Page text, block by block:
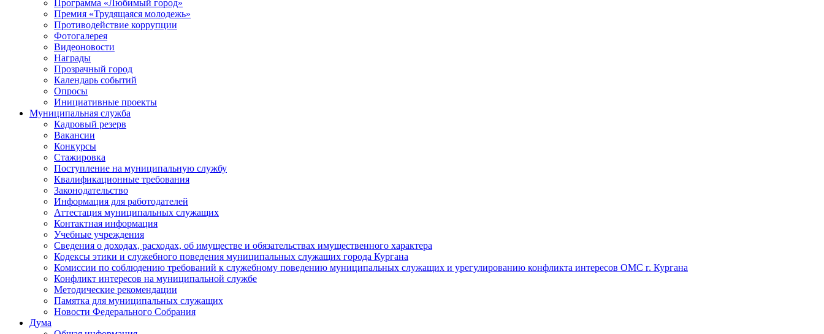
Программа «Любимый город»
Премия «Трудящаяся молодежь»
Противодействие коррупции
Фотогалерея
Видеоновости
Награды
Прозрачный город
Календарь событий
Опросы
Инициативные проекты
Муниципальная служба
Кадровый резерв
Вакансии
Конкурсы
Стажировка
Поступление на муниципальную службу
Квалификационные требования
Законодательство
Информация для работодателей
Аттестация муниципальных служащих
Контактная информация
Учебные учреждения
Сведения о доходах, расходах, об имуществе и обязательствах имущественного характера
Кодексы этики и служебного поведения муниципальных служащих города Кургана
Комиссии по соблюдению требований к служебному поведению муниципальных служащих и урегулированию конфликта интересов ОМС г. Кургана
Конфликт интересов на муниципальной службе
Методические рекомендации
Памятка для муниципальных служащих
Новости Федерального Cобрания
Дума